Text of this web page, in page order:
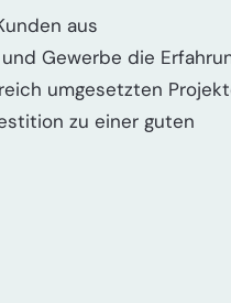
aus
Gewerbe die
umgesetzten
zu einer guten